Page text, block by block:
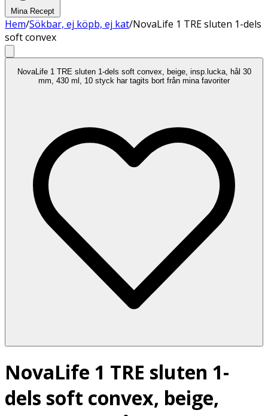
Mina Recept
Hem/Sökbar, ej köpb, ej kat/NovaLife 1 TRE sluten 1-dels
soft convex
NovaLife 1 TRE sluten 1-dels soft convex, beige, insp.lucka, hål 30
mm, 430 ml, 10 styck har tagits bort från mina favoriter
NovaLife 1 TRE sluten 1-
dels soft convex, beige,